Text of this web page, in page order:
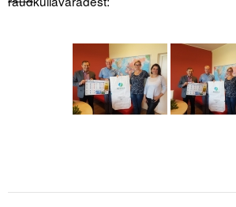
Incoterms® 2020